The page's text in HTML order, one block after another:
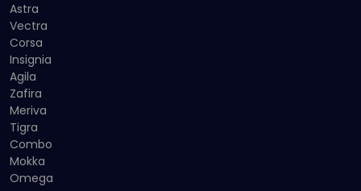
Astra
Vectra
Corsa
Insignia
Agila
Zafira
Meriva
Tigra
Combo
Mokka
Omega